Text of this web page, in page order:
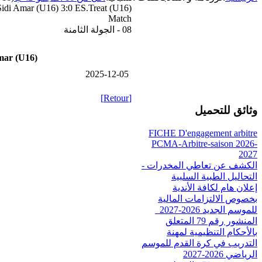
Amar (U16) 3:0 ES.Treat (U16)
Match
08 - الجولة الثامنة
(U16)
2025-12-05
[Retour]
وثائق للتحميل
FICHE D'engagement arbitre
PCMA-Arbitre-saison 2026-
2027
الكشف عن تعاطي المخدرات -
التحاليل الطبية السلبية
إعلان هام لكافة الأندية
بخصوص الالتزامات المالية
للموسم الجديد 2026-2027_
المنشور رقم 79 المتعلق
بالأحكام التنظيمية لمهنة
التدريب في كرة القدم للموسم
الرياضي 2026-2027